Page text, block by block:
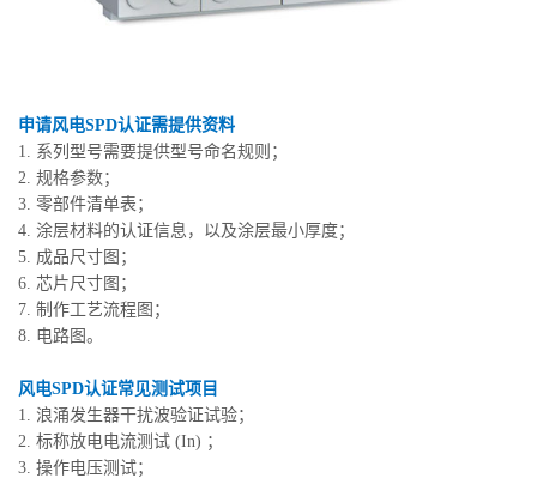
申请风电SPD认证需提供资料
1. 系列型号需要提供型号命名规则；
2. 规格参数；
3. 零部件清单表；
4. 涂层材料的认证信息，以及涂层最小厚度；
5. 成品尺寸图；
6. 芯片尺寸图；
7. 制作工艺流程图；
8. 电路图。
风电SPD认证常见测试项目
1. 浪涌发生器干扰波验证试验；
2. 标称放电电流测试 (In) ；
3. 操作电压测试；